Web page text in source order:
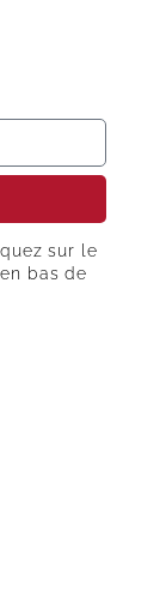
sur le
bas de